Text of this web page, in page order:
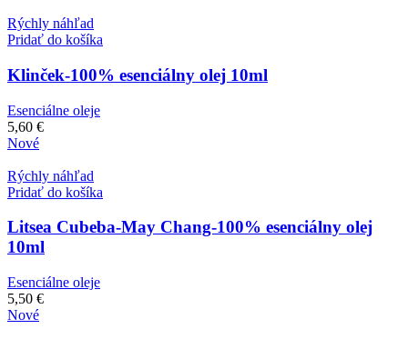
Rýchly náhľad
Pridať do košíka
Klinček-100% esenciálny olej 10ml
Esenciálne oleje
5,60 €
Nové
Rýchly náhľad
Pridať do košíka
Litsea Cubeba-May Chang-100% esenciálny olej
10ml
Esenciálne oleje
5,50 €
Nové